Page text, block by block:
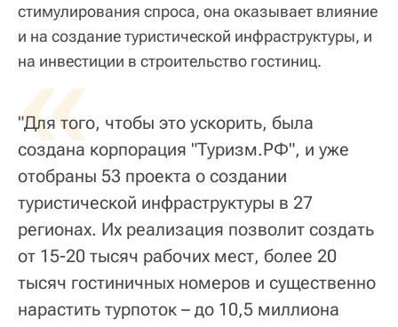
стимулирования спроса, она оказывает влияние
и на создание туристической инфраструктуры, и
на инвестиции в строительство гостиниц.
«
"Для того, чтобы это ускорить, была
создана корпорация "Туризм.РФ", и уже
отобраны 53 проекта о создании
туристической инфраструктуры в 27
регионах. Их реализация позволит создать
от 15-20 тысяч рабочих мест, более 20
тысяч гостиничных номеров и существенно
нарастить турпоток – до 10,5 миллиона